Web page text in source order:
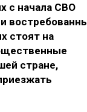
с начала СВО
стоят на
стране,